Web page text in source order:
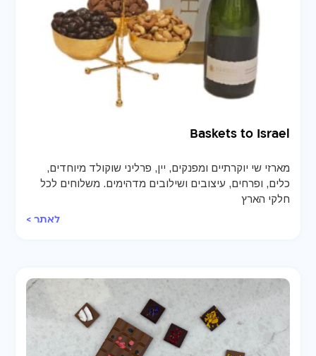
Baskets to Israel
מארזי שי יוקרתיים ומפנקים, יין, פרליני שוקולד מיוחדים,
כלים, ופרחים, עיצובים ושילובים מדהימים. משלוחים לכל
חלקי הארץ
לאתר >